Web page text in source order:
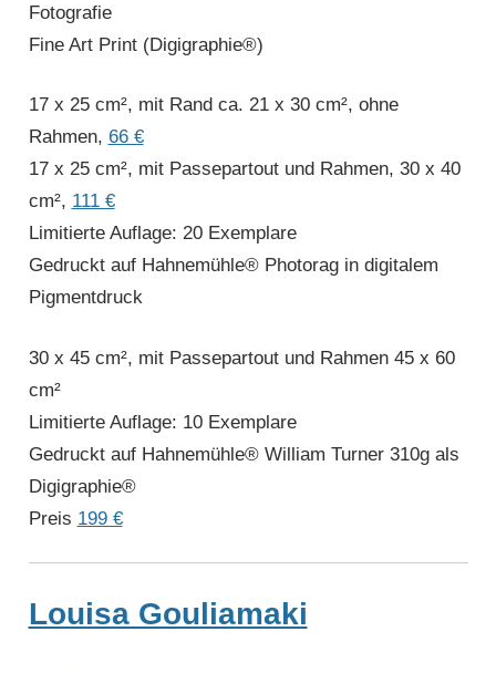
Fotografie
Fine Art Print (Digigraphie®)
17 x 25 cm², mit Rand ca. 21 x 30 cm², ohne
Rahmen, 66 €
17 x 25 cm², mit Passepartout und Rahmen, 30 x 40
cm², 111 €
Limitierte Auflage: 20 Exemplare
Gedruckt auf Hahnemühle® Photorag in digitalem
Pigmentdruck
30 x 45 cm², mit Passepartout und Rahmen 45 x 60
cm²
Limitierte Auflage: 10 Exemplare
Gedruckt auf Hahnemühle® William Turner 310g als
Digigraphie®
Preis 199 €
Louisa Gouliamaki